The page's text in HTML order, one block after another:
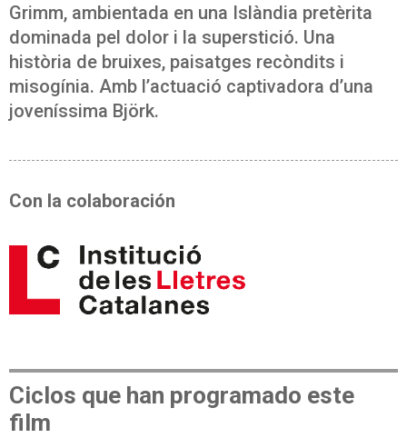
Grimm, ambientada en una Islàndia pretèrita
dominada pel dolor i la superstició. Una
història de bruixes, paisatges recòndits i
misogínia. Amb l’actuació captivadora d’una
joveníssima Björk.
Con la colaboración
Ciclos que han programado este
film